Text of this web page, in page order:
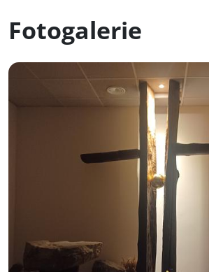
Fotogalerie